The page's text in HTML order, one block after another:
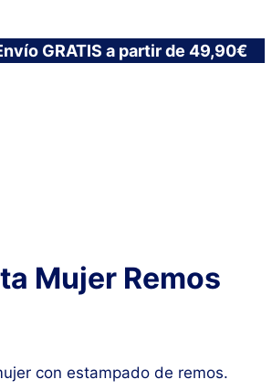
GRATIS a partir de 49,90€
Mujer Remos
con estampado de remos.